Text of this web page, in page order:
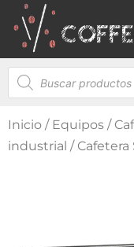
Inicio / Equipos /
industrial /